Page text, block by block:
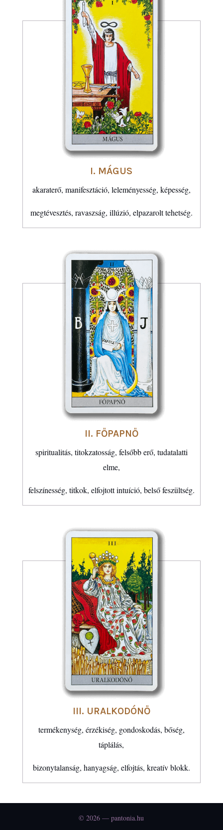
I. MÁGUS
akaraterő, manifesztáció, leleményesség, képesség,
megtévesztés, ravaszság, illúzió, elpazarolt tehetség.
II. FŐPAPNŐ
spiritualitás, titokzatosság, felsőbb erő, tudatalatti
elme,
felszínesség, titkok, elfojtott intuíció, belső feszültség.
III. URALKODÓNŐ
termékenység, érzékiség, gondoskodás, bőség,
táplálás,
bizonytalanság, hanyagság, elfojtás, kreatív blokk.
© 2026 — pantonia.hu